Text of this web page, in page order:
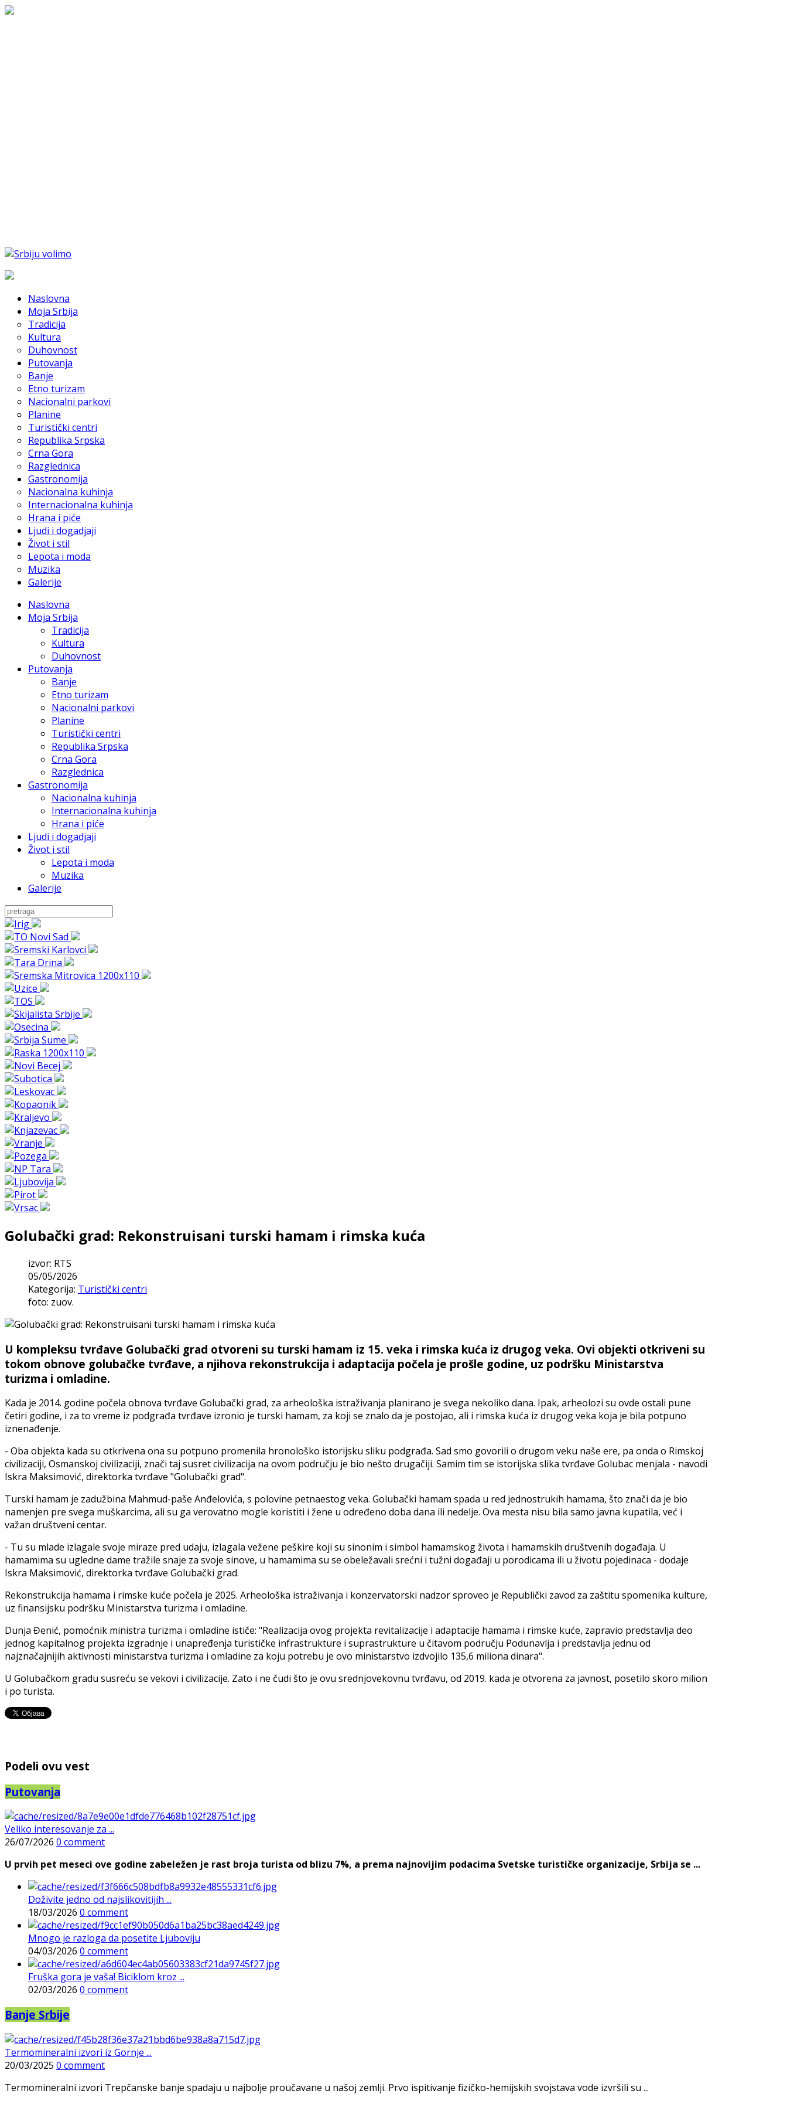
Naslovna
Moja Srbija
Tradicija
Kultura
Duhovnost
Putovanja
Banje
Etno turizam
Nacionalni parkovi
Planine
Turistički centri
Republika Srpska
Crna Gora
Razglednica
Gastronomija
Nacionalna kuhinja
Internacionalna kuhinja
Hrana i piće
Ljudi i dogadjaji
Život i stil
Lepota i moda
Muzika
Galerije
Naslovna
Moja Srbija
Tradicija
Kultura
Duhovnost
Putovanja
Banje
Etno turizam
Nacionalni parkovi
Planine
Turistički centri
Republika Srpska
Crna Gora
Razglednica
Gastronomija
Nacionalna kuhinja
Internacionalna kuhinja
Hrana i piće
Ljudi i dogadjaji
Život i stil
Lepota i moda
Muzika
Galerije
Golubački grad: Rekonstruisani turski hamam i rimska kuća
izvor: RTS
05/05/2026
Kategorija: Turistički centri
foto: zuov.
U kompleksu tvrđave Golubački grad otvoreni su turski hamam iz 15. veka i rimska kuća iz drugog veka. Ovi objekti otkriveni su
tokom obnove golubačke tvrđave, a njihova rekonstrukcija i adaptacija počela je prošle godine, uz podršku Ministarstva
turizma i omladine.
Kada je 2014. godine počela obnova tvrđave Golubački grad, za arheološka istraživanja planirano je svega nekoliko dana. Ipak, arheolozi su ovde ostali pune
četiri godine, i za to vreme iz podgrađa tvrđave izronio je turski hamam, za koji se znalo da je postojao, ali i rimska kuća iz drugog veka koja je bila potpuno
iznenađenje.
- Oba objekta kada su otkrivena ona su potpuno promenila hronološko istorijsku sliku podgrađa. Sad smo govorili o drugom veku naše ere, pa onda o Rimskoj
civilizaciji, Osmanskoj civilizaciji, znači taj susret civilizacija na ovom području je bio nešto drugačiji. Samim tim se istorijska slika tvrđave Golubac menjala - navodi
Iskra Maksimović, direktorka tvrđave "Golubački grad".
Turski hamam je zadužbina Mahmud-paše Anđelovića, s polovine petnaestog veka. Golubački hamam spada u red jednostrukih hamama, što znači da je bio
namenjen pre svega muškarcima, ali su ga verovatno mogle koristiti i žene u određeno doba dana ili nedelje. Ova mesta nisu bila samo javna kupatila, već i
važan društveni centar.
- Tu su mlade izlagale svoje miraze pred udaju, izlagala vežene peškire koji su sinonim i simbol hamamskog života i hamamskih društvenih događaja. U
hamamima su ugledne dame tražile snaje za svoje sinove, u hamamima su se obeležavali srećni i tužni događaji u porodicama ili u životu pojedinaca - dodaje
Iskra Maksimović, direktorka tvrđave Golubački grad.
Rekonstrukcija hamama i rimske kuće počela je 2025. Arheološka istraživanja i konzervatorski nadzor sproveo je Republički zavod za zaštitu spomenika kulture,
uz finansijsku podršku Ministarstva turizma i omladine.
Dunja Đenić, pomoćnik ministra turizma i omladine ističe: "Realizacija ovog projekta revitalizacije i adaptacije hamama i rimske kuće, zapravio predstavlja deo
jednog kapitalnog projekta izgradnje i unapređenja turističke infrastrukture i suprastrukture u čitavom području Podunavlja i predstavlja jednu od
najznačajnijih aktivnosti ministarstva turizma i omladine za koju potrebu je ovo ministarstvo izdvojilo 135,6 miliona dinara".
U Golubačkom gradu susreću se vekovi i civilizacije. Zato i ne čudi što je ovu srednjovekovnu tvrđavu, od 2019. kada je otvorena za javnost, posetilo skoro milion
i po turista.
Podeli ovu vest
Putovanja
Veliko interesovanje za ...
26/07/2026 0 comment
U prvih pet meseci ove godine zabeležen je rast broja turista od blizu 7%, a prema najnovijim podacima Svetske turističke organizacije, Srbija se ...
Doživite jedno od najslikovitijih ...
18/03/2026 0 comment
Mnogo je razloga da posetite Ljuboviju
04/03/2026 0 comment
Fruška gora je vaša! Biciklom kroz ...
02/03/2026 0 comment
Banje Srbije
Termomineralni izvori iz Gornje ...
20/03/2025 0 comment
Termomineralni izvori Trepčanske banje spadaju u najbolje proučavane u našoj zemlji. Prvo ispitivanje fizičko-hemijskih svojstava vode izvršili su ...